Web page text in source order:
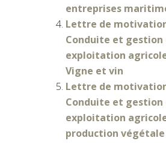
entreprises
Lettre de
Conduite et gestion
exploitation
Vigne et vin
Lettre de
Conduite et gestion
exploitation
production végétale